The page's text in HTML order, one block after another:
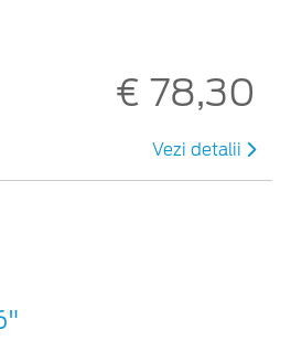
€ 78,30
Vezi detalii